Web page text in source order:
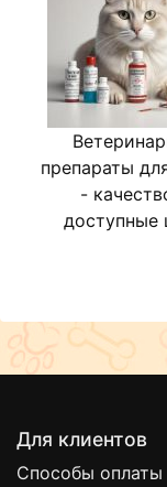
препараты
-
доступные
Для клиентов
Способы оплаты